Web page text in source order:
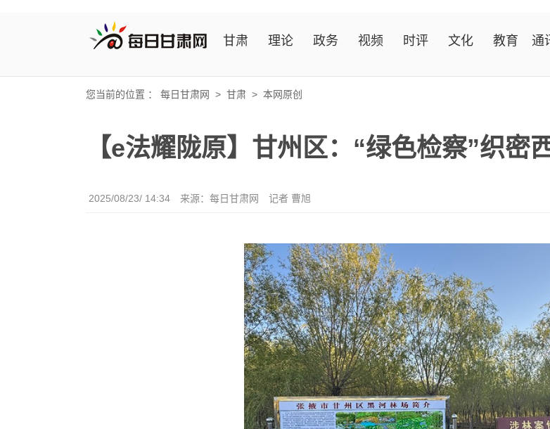
甘肃 理论 政务 视频 时评 文化 教育 通
您当前的位置 ： 每日甘肃网 > 甘肃 > 本网原创
【e法耀陇原】甘州区：“绿色检察”织密
2025/08/23/ 14:34 来源： 每日甘肃网 记者 曹旭